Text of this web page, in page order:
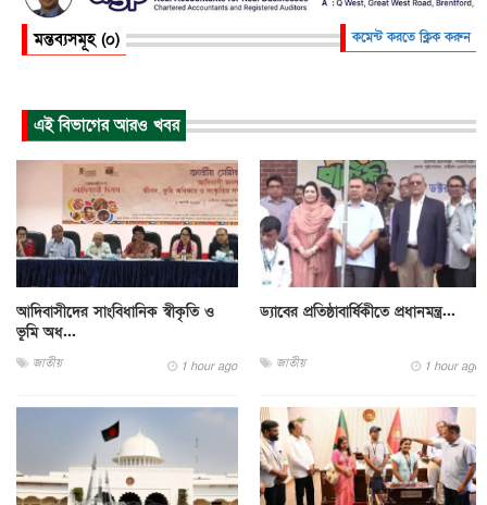
মন্তব্যসমূহ (০) কমেন্ট করতে ক্লিক করুন
এই বিভাগের আরও খবর
আদিবাসীদের সাংবিধানিক স্বীকৃতি ও
ভূমি অধ...
জাতীয় 1 hour ago
ড্যাবের প্রতিষ্ঠাবার্ষিকীতে প্রধানমন্ত্র...
জাতীয় 1 hour ago